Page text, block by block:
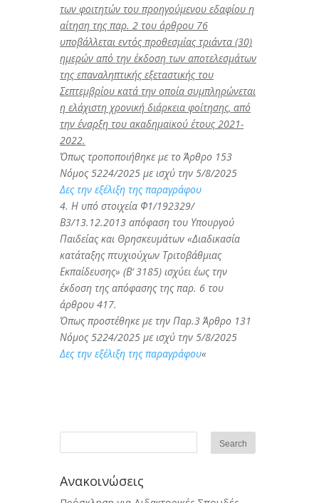
των φοιτητών του προηγούμενου εδαφίου η
αίτηση της παρ. 2 του άρθρου 76
υποβάλλεται εντός προθεσμίας τριάντα (30)
ημερών από την έκδοση των αποτελεσμάτων
της επαναληπτικής εξεταστικής του
Σεπτεμβρίου κατά την οποία συμπληρώνεται
η ελάχιστη χρονική διάρκεια φοίτησης, από
την έναρξη του ακαδημαϊκού έτους 2021-
2022.
Όπως τροποποιήθηκε με το Άρθρο 153
Νόμος 5224/2025 με ισχύ την 5/8/2025
Δες την εξέλιξη της παραγράφου
4. Η υπό στοιχεία Φ1/192329/
Β3/13.12.2013 απόφαση του Υπουργού
Παιδείας και Θρησκευμάτων «Διαδικασία
κατάταξης πτυχιούχων Τριτοβάθμιας
Εκπαίδευσης» (Β’ 3185) ισχύει έως την
έκδοση της απόφασης της παρ. 6 του
άρθρου 417.
Όπως προστέθηκε με την Παρ.3 Άρθρο 131
Νόμος 5224/2025 με ισχύ την 5/8/2025
Δες την εξέλιξη της παραγράφου«
Ανακοινώσεις